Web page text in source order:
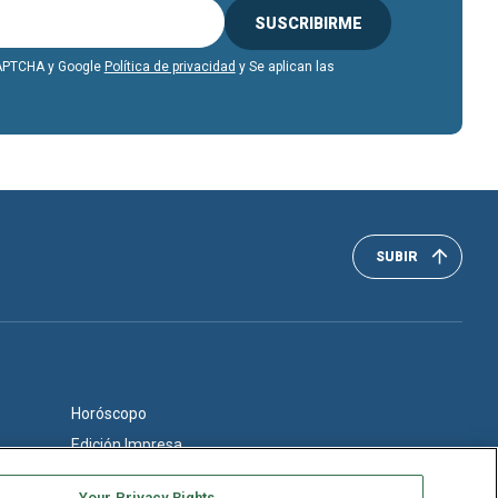
SUSCRIBIRME
y Google Política de privacidad y Se aplican las
SUBIR
Horóscopo
Edición Impresa